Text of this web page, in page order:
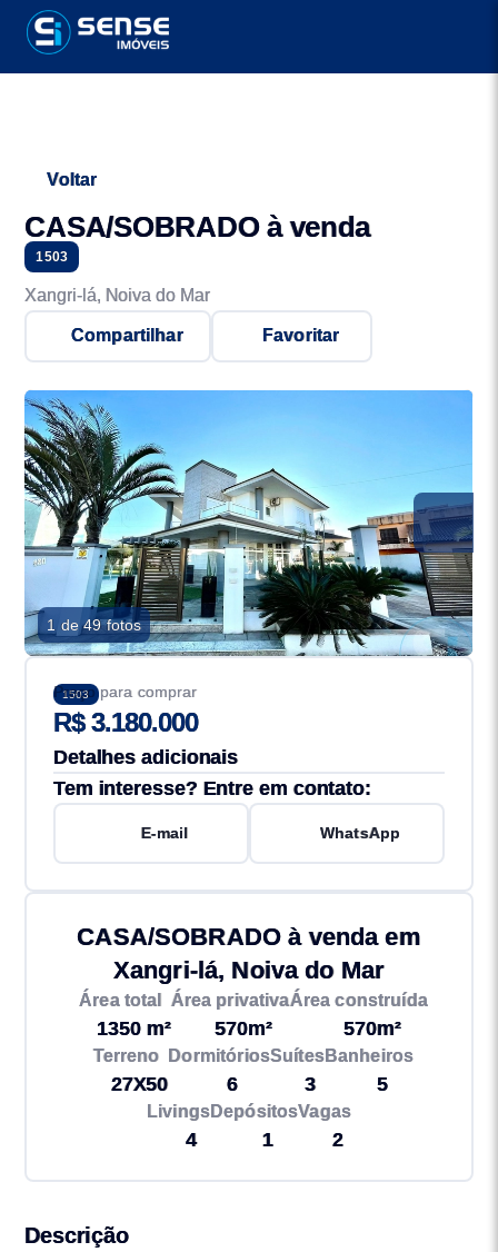
Voltar
CASA/SOBRADO à venda
1503
Xangri-lá, Noiva do Mar
Compartilhar Favoritar
1 de 49 fotos
1503
Preço para comprar
R$ 3.180.000
Detalhes adicionais
Tem interesse? Entre em contato:
E-mail WhatsApp
CASA/SOBRADO à venda em
Xangri-lá, Noiva do Mar
Área total
1350 m²
Área privativa
570m²
Área construída
570m²
Terreno
27X50
Dormitórios
6
Suítes
3
Banheiros
5
Livings
4
Depósitos
1
Vagas
2
Descrição